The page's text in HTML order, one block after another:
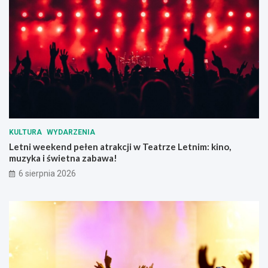
k
u
m
z
k
a
l
t
p
u
p
a
ł
KULTURA WYDARZENIA
Letni weekend pełen atrakcji w Teatrze Letnim: kino,
muzyka i świetna zabawa!
6 sierpnia 2026